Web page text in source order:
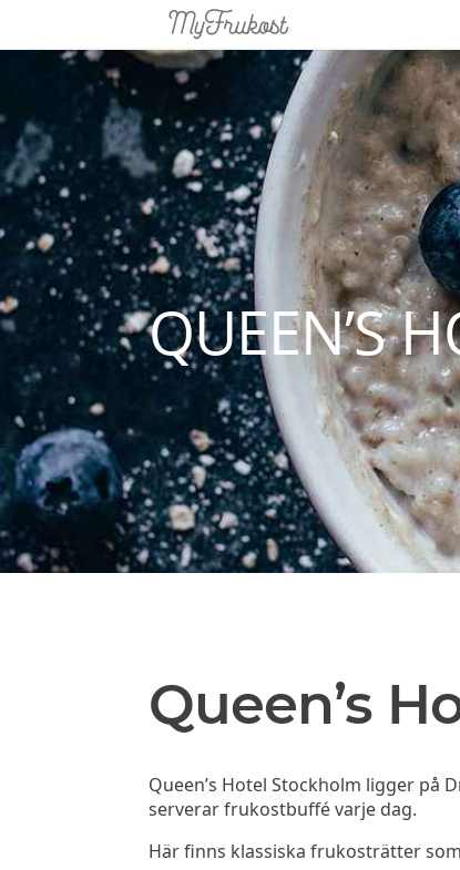
QUEEN’S
Queen’s
Queen’s Hotel Stockholm ligger på
serverar frukostbuffé varje dag.
Här finns klassiska frukosträtter